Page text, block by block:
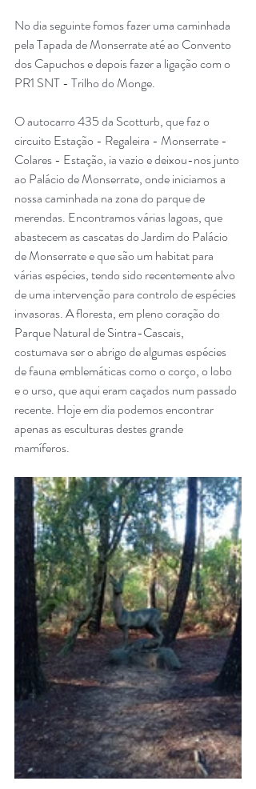
No dia seguinte fomos fazer uma caminhada
pela Tapada de Monserrate até ao Convento
dos Capuchos e depois fazer a ligação com o
PR1 SNT - Trilho do Monge.
O autocarro 435 da Scotturb, que faz o
circuito Estação - Regaleira - Monserrate -
Colares - Estação, ia vazio e deixou-nos junto
ao Palácio de Monserrate, onde iniciamos a
nossa caminhada na zona do parque de
merendas. Encontramos várias lagoas, que
abastecem as cascatas do Jardim do Palácio
de Monserrate e que são um habitat para
várias espécies, tendo sido recentemente alvo
de uma intervenção para controlo de espécies
invasoras. A floresta, em pleno coração do
Parque Natural de Sintra-Cascais,
costumava ser o abrigo de algumas espécies
de fauna emblemáticas como o corço, o lobo
e o urso, que aqui eram caçados num passado
recente. Hoje em dia podemos encontrar
apenas as esculturas destes grande
mamíferos.